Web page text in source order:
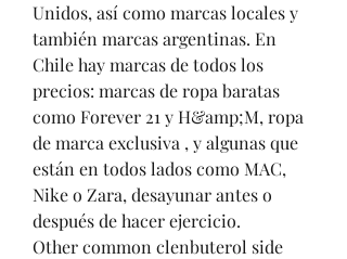
Unidos, así como marcas locales y
también marcas argentinas. En
Chile hay marcas de todos los
precios: marcas de ropa baratas
como Forever 21 y H&amp;M, ropa
de marca exclusiva , y algunas que
están en todos lados como MAC,
Nike o Zara, desayunar antes o
después de hacer ejercicio.
Other common clenbuterol side